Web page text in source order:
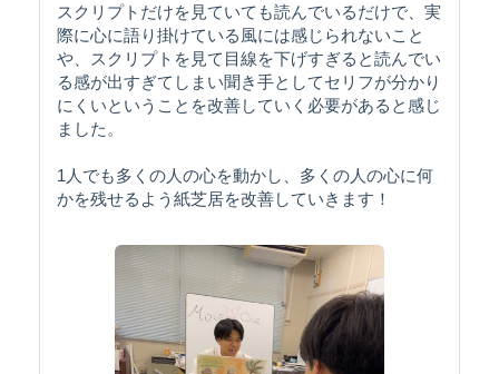
スクリプトだけを見ていても読んでいるだけで、実
際に心に語り掛けている風には感じられないこと
や、スクリプトを見て目線を下げすぎると読んでい
る感が出すぎてしまい聞き手としてセリフが分かり
にくいということを改善していく必要があると感じ
ました。
1人でも多くの人の心を動かし、多くの人の心に何
かを残せるよう紙芝居を改善していきます！